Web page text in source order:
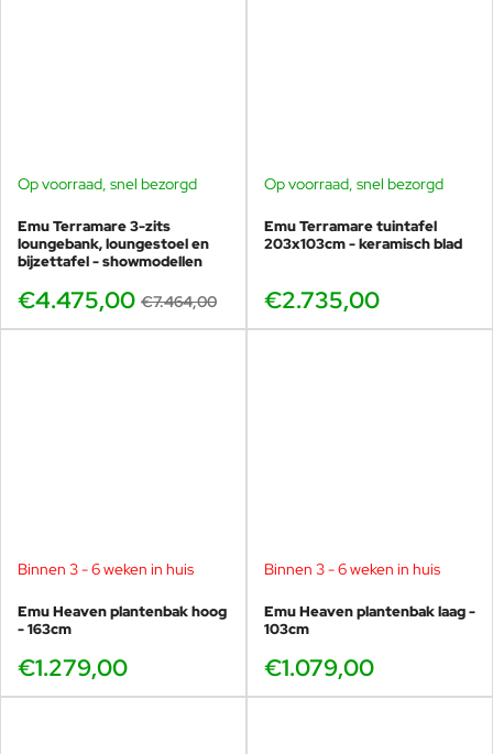
BUNDELKORTING
-40%
Op voorraad, snel bezorgd
Emu Terramare 3-zits
loungebank, loungestoel en
bijzettafel - showmodellen
€4.475,00 €7.464,00
Op voorraad, snel bezorgd
Emu Terramare tuintafel
203x103cm - keramisch blad
€2.735,00
Binnen 3 - 6 weken in huis
Emu Heaven plantenbak hoog
- 163cm
€1.279,00
Binnen 3 - 6 weken in huis
Emu Heaven plantenbak laag -
103cm
€1.079,00